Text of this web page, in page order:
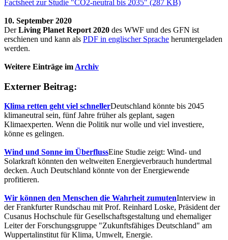
Factsheet zur Studie "CO2-neutral bis 2035" (287 KB)
10. September 2020
DerLiving Planet Report 2020 des WWF und des GFN ist
erschienen und kann als PDF in englischer Sprache heruntergeladen
werden.
Weitere Einträge im Archiv
Externer Beitrag:
Klima retten geht viel schnellerDeutschland könnte bis 2045
klimaneutral sein, fünf Jahre früher als geplant, sagen
Klimaexperten. Wenn die Politik nur wolle und viel investiere,
könne es gelingen.
Wind und Sonne im ÜberflussEine Studie zeigt: Wind- und
Solarkraft könnten den weltweiten Energieverbrauch hundertmal
decken. Auch Deutschland könnte von der Energiewende
profitieren.
Wir können den Menschen die Wahrheit zumutenInterview in
der Frankfurter Rundschau mit Prof. Reinhard Loske, Präsident der
Cusanus Hochschule für Gesellschaftsgestaltung und ehemaliger
Leiter der Forschungsgruppe "Zukunftsfähiges Deutschland" am
Wuppertalinstitut für Klima, Umwelt, Energie.